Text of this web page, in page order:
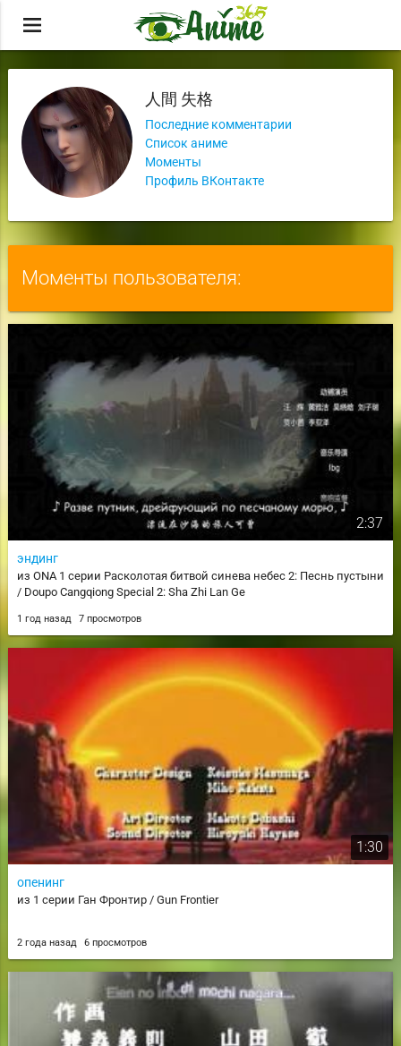
menu
人間 失格
Последние комментарии
Список аниме
Моменты
Профиль ВКонтакте
Моменты пользователя:
2:37
эндинг
из ONA 1 серии Расколотая битвой синева небес 2: Песнь пустыни
/ Doupo Cangqiong Special 2: Sha Zhi Lan Ge
1 год назад 7 просмотров
1:30
опенинг
из 1 серии Ган Фронтир / Gun Frontier
2 года назад 6 просмотров